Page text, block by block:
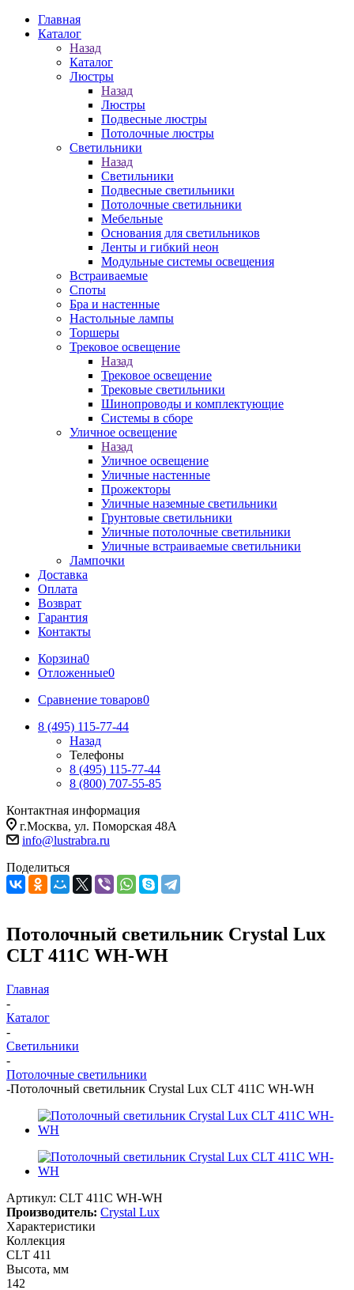
Главная
Каталог
Назад
Каталог
Люстры
Назад
Люстры
Подвесные люстры
Потолочные люстры
Светильники
Назад
Светильники
Подвесные светильники
Потолочные светильники
Мебельные
Основания для светильников
Ленты и гибкий неон
Модульные системы освещения
Встраиваемые
Споты
Бра и настенные
Настольные лампы
Торшеры
Трековое освещение
Назад
Трековое освещение
Трековые светильники
Шинопроводы и комплектующие
Системы в сборе
Уличное освещение
Назад
Уличное освещение
Уличные настенные
Прожекторы
Уличные наземные светильники
Грунтовые светильники
Уличные потолочные светильники
Уличные встраиваемые светильники
Лампочки
Доставка
Оплата
Возврат
Гарантия
Контакты
Корзина0
Отложенные0
Сравнение товаров0
8 (495) 115-77-44
Назад
Телефоны
8 (495) 115-77-44
8 (800) 707-55-85
Контактная информация
г.Москва, ул. Поморская 48А
info@lustrabra.ru
Поделиться
Потолочный светильник Crystal Lux
CLT 411C WH-WH
Главная
-
Каталог
-
Светильники
-
Потолочные светильники
-Потолочный светильник Crystal Lux CLT 411C WH-WH
Артикул: CLT 411C WH-WH
Производитель: Crystal Lux
Характеристики
Коллекция
CLT 411
Высота, мм
142